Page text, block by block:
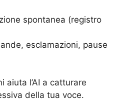
spontanea (registro
esclamazioni, pause
aiuta l’AI a catturare
della tua voce.